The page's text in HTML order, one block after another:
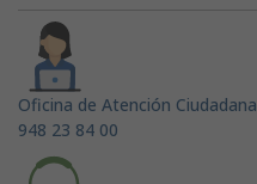
Oficina de Atención Ciudadana
948 23 84 00